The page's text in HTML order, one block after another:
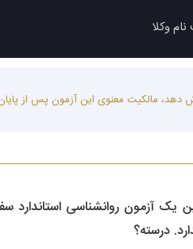
وکلا
دهد، مالکیت معنوی این آزمون پس از
آزمون روانشناسی
درسته؟